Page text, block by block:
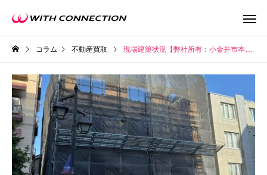
不動産買取 任意売
コラム 不動産買取 現場建築状況【弊社所有：小金井市本町３丁目新築一棟賃貸マンション】